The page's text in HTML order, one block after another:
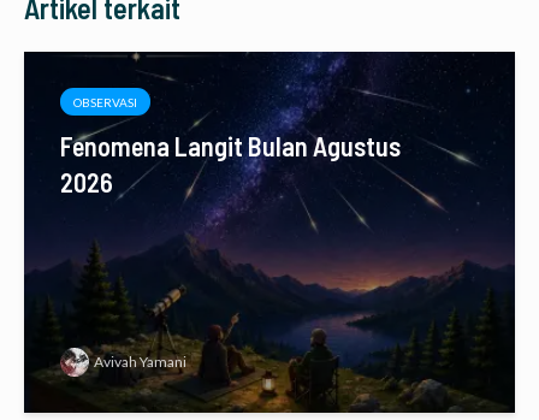
Artikel terkait
OBSERVASI
Fenomena Langit Bulan Agustus
2026
Avivah Yamani